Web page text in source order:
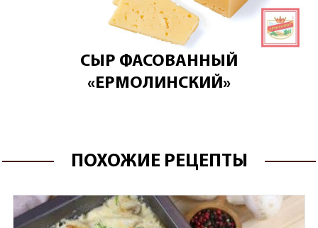
СЫР ФАСОВАННЫЙ
«ЕРМОЛИНСКИЙ»
ПОХОЖИЕ РЕЦЕПТЫ